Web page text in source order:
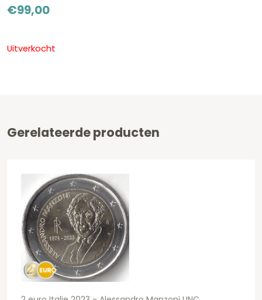
€99,00
Uitverkocht
Gerelateerde producten